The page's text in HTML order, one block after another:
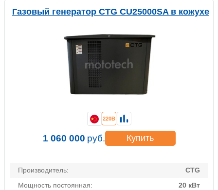
Газовый генератор CTG CU25000SA в кожухе
Производитель:
CTG
Мощность постоянная:
20 кВт
220В
1 060 000 руб. Купить